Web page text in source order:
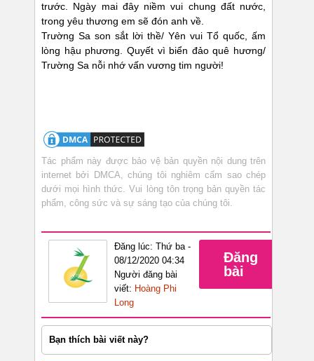
trước. Ngày mai đây niềm vui chung đất nước,
trong yêu thương em sẽ đón anh về.
Trường Sa son sắt lời thề/ Yên vui Tổ quốc, ấm
lòng hậu phương. Quyết vì biển đảo quê hương/
Trường Sa nỗi nhớ vấn vương tim người!
Tác phẩm này được bảo vệ bản quyền nội dung trên
internet bởi DMCA, chúng tôi nghiêm cấm sao chép
dưới mọi hình thức. Vui lòng tôn trọng bản quyền tác
phẩm, công sức và sự sáng tạo của chúng tôi.
Đăng lúc: Thứ ba -
08/12/2020 04:34
Người đăng bài
viết: Hoàng Phi
Long
Đăng
bài
Bạn thích bài viết này?